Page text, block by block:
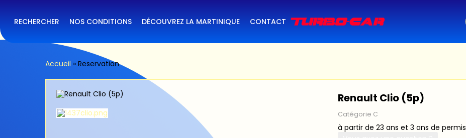
main
content
RECHERCHER NOS CONDITIONS DÉCOUVREZ LA MARTINIQUE CONTACT
Accueil » Reservation
Renault Clio (5p)
Catégorie C
à partir de 23 ans et 3 ans de permis